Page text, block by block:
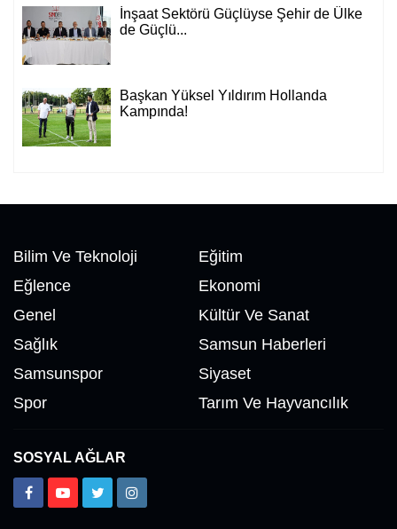
İnşaat Sektörü Güçlüyse Şehir de Ülke
de Güçlü...
Başkan Yüksel Yıldırım Hollanda
Kampında!
Bilim Ve Teknoloji
Eğitim
Eğlence
Ekonomi
Genel
Kültür Ve Sanat
Sağlık
Samsun Haberleri
Samsunspor
Siyaset
Spor
Tarım Ve Hayvancılık
SOSYAL AĞLAR